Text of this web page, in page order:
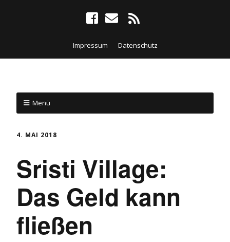
Impressum Datenschutz
Menü
4. MAI 2018
Sristi Village:
Das Geld kann
fließen